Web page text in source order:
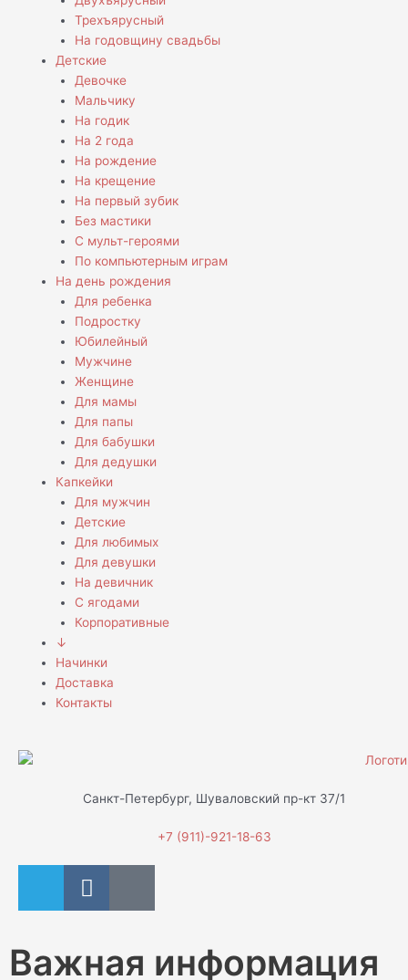
Трехъярусный
На годовщину свадьбы
Детские
Девочке
Мальчику
На годик
На 2 года
На рождение
На крещение
На первый зубик
Без мастики
С мульт-героями
По компьютерным играм
На день рождения
Для ребенка
Подростку
Юбилейный
Мужчине
Женщине
Для мамы
Для папы
Для бабушки
Для дедушки
Капкейки
Для мужчин
Детские
Для любимых
Для девушки
На девичник
С ягодами
Корпоративные
↓
Начинки
Доставка
Контакты
Санкт-Петербург, Шуваловский пр-кт 37/1
+7 (911)-921-18-63
g
V
k
o
Важная информация